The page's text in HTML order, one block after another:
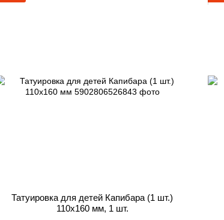
Татуировка для детей Капибара (1 шт.)
110х160 мм, 1 шт.